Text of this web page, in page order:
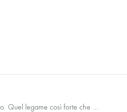
Quel legame così forte che …